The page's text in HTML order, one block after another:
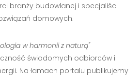
branży budowlanej i specjaliści
domowych.
w harmonii z naturą"
świadomych odbiorców i
Na łamach portalu publikujemy